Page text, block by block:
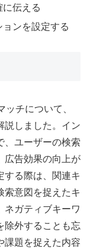
伝える
ンを設定する
チについて、
説しました。イン
、ユーザーの検索
広告効果の向上が
する際は、関連キ
索意図を捉えたキ
ネガティブキーワ
除外することも忘
課題を捉えた内容